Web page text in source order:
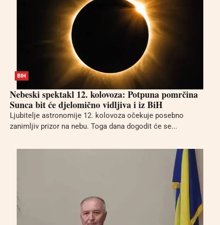
BIH
Nebeski spektakl 12. kolovoza: Potpuna pomrčina
Sunca bit će djelomično vidljiva i iz BiH
Ljubitelje astronomije 12. kolovoza očekuje posebno
zanimljiv prizor na nebu. Toga dana dogodit će se...